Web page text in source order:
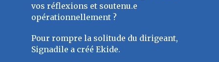
vos réflexions et soutenu.e
opérationnellement ?
Pour rompre la solitude du dirigeant,
Signadile a créé Ekide.